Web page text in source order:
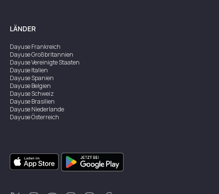
LÄNDER
DayuseFrankreich
DayuseGroßbritannien
DayuseVereinigte Staaten
DayuseItalien
DayuseSpanien
DayuseBelgien
DayuseSchweiz
DayuseBrasilien
DayuseNiederlande
DayuseÖsterreich
DayuseSingapur
DayuseZweden
DayuseThailand